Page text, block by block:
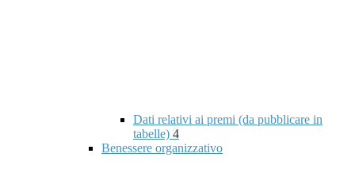
Dati relativi ai premi (da pubblicare in
tabelle) 4
Benessere organizzativo